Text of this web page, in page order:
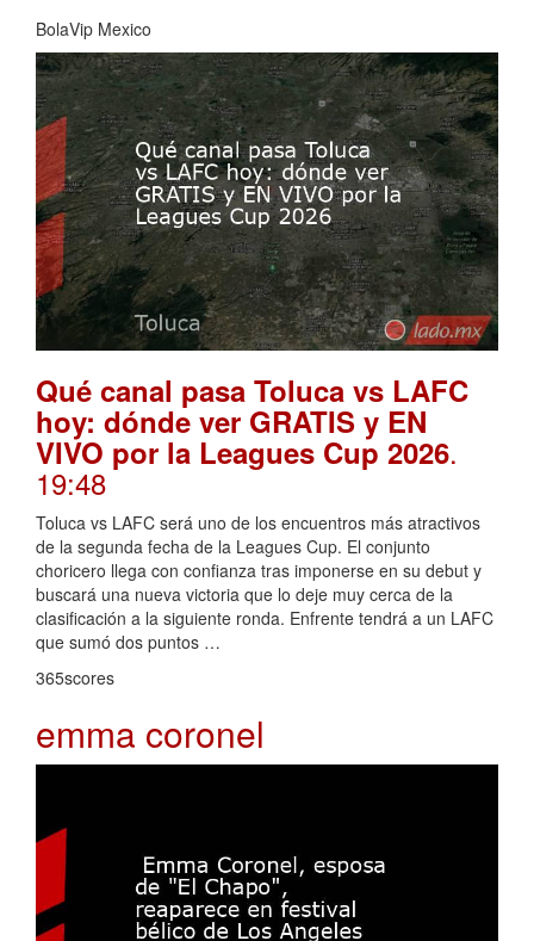
BolaVip Mexico
Qué canal pasa Toluca vs LAFC
hoy: dónde ver GRATIS y EN
VIVO por la Leagues Cup 2026.
19:48
Toluca vs LAFC será uno de los encuentros más atractivos
de la segunda fecha de la Leagues Cup. El conjunto
choricero llega con confianza tras imponerse en su debut y
buscará una nueva victoria que lo deje muy cerca de la
clasificación a la siguiente ronda. Enfrente tendrá a un LAFC
que sumó dos puntos …
365scores
emma coronel